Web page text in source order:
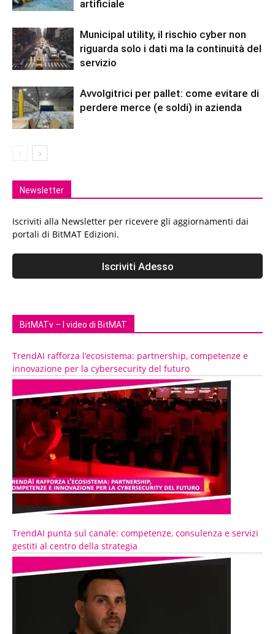
artificiale
Municipal utility, il rischio cyber non
riguarda solo i dati ma la continuità del
servizio
Avvolgitrici per pallet: come evitare di
perdere merce (e soldi) in azienda
Newsletter
Iscriviti alla Newsletter per ricevere gli aggiornamenti dai
portali di BitMAT Edizioni.
BitMATv – I video di BitMAT
TrendAI rafforza l’ecosistema: partnership, competenze e
innovazione per la cybersecurity del futuro
TrendAI punta sul canale: competenze, consulenza e servizi
gestiti al centro della strategia